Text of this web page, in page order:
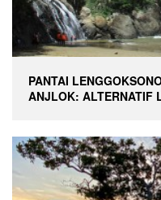
PANTAI
ANJLOK: ALTERNATIF